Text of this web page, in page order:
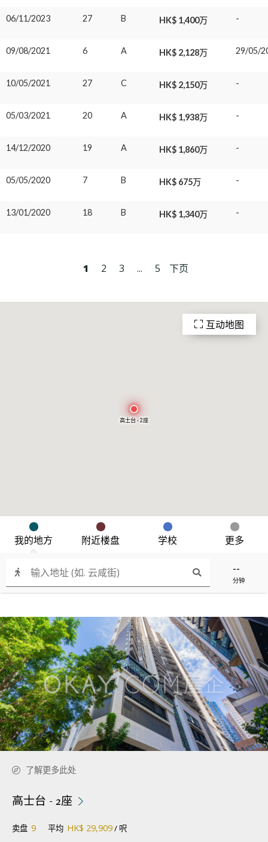
高士台 - 2座
--
分钟
我的地方 附近楼盘 学校 更多
互动地图
了解更多此处
高士台 - 2座
卖盘 9 平均 HK$ 29,909/ 呎
06/11/2023 27 B HK$ 1,400万 -
09/08/2021 6 A HK$ 2,128万 29/05/
10/05/2021 27 C HK$ 2,150万 -
05/03/2021 20 A HK$ 1,938万 -
14/12/2020 19 A HK$ 1,860万 -
05/05/2020 7 B HK$ 675万 -
13/01/2020 18 B HK$ 1,340万 -
1 2 3 ... 5 下页